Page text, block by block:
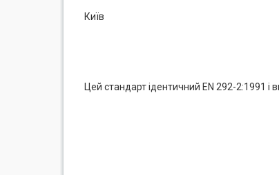
Київ
Цей стандарт ідентичний EN 292-2:1991 і